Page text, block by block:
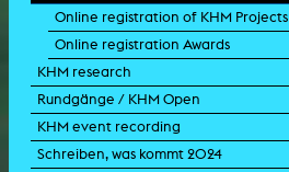
Online registration of KHM Projects
Online registration Awards
KHM research
Rundgänge / KHM Open
KHM event recording
Schreiben, was kommt 2024